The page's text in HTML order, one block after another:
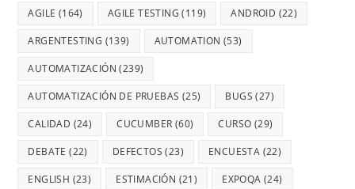
AGILE (164) AGILE TESTING (119) ANDROID (22)
ARGENTESTING (139) AUTOMATION (53)
AUTOMATIZACIÓN (239)
AUTOMATIZACIÓN DE PRUEBAS (25) BUGS (27)
CALIDAD (24) CUCUMBER (60) CURSO (29)
DEBATE (22) DEFECTOS (23) ENCUESTA (22)
ENGLISH (23) ESTIMACIÓN (21) EXPOQA (24)